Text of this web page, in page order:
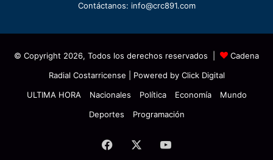
Contáctanos: info@crc891.com
© Copyright 2026, Todos los derechos reservados |
Cadena
Radial Costarricense | Powered by Click Digital
ULTIMA HORA
Nacionales Política Economía
Mundo
Deportes
Programación
Facebook YouTube